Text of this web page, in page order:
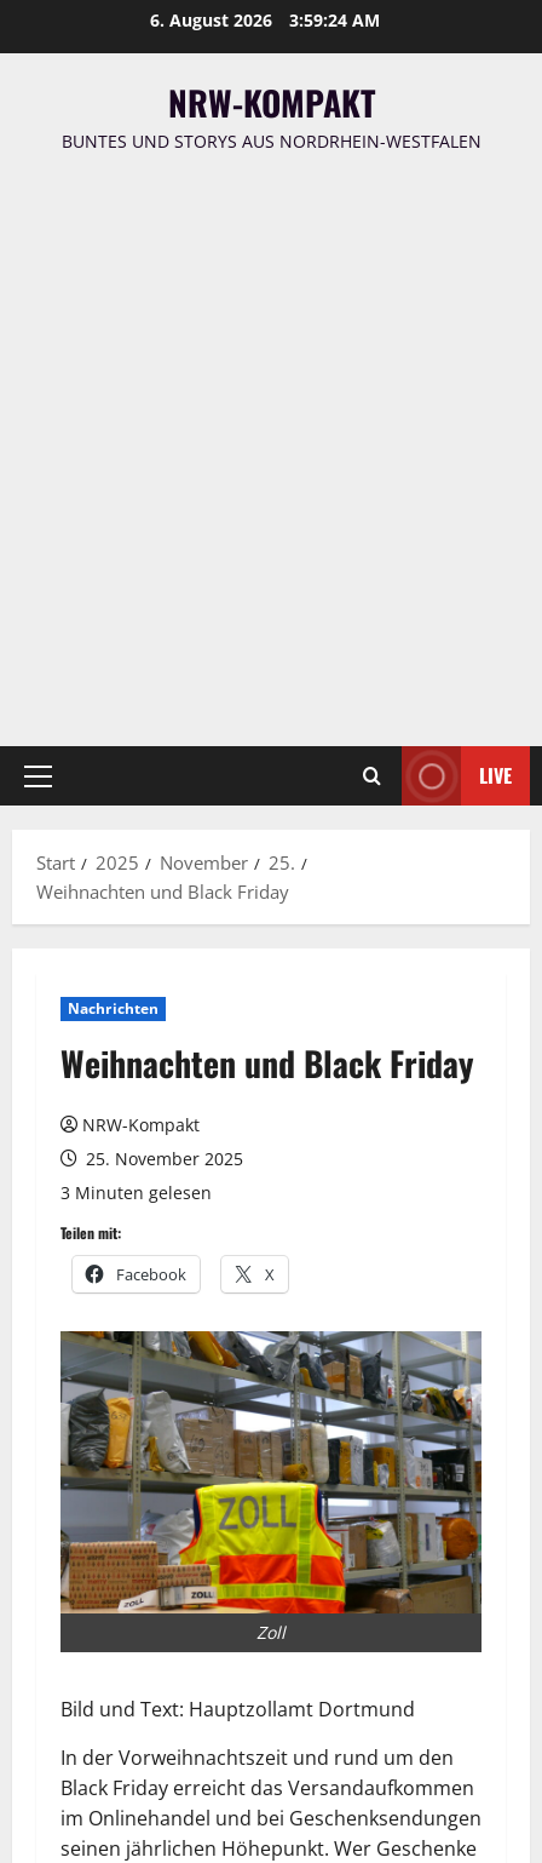
6. August 2026 3:59:25 AM
NRW-KOMPAKT
BUNTES UND STORYS AUS NORDRHEIN-WESTFALEN
Primäres
LIVE
Start 2025 November
25.
Weihnachten und Black Friday
Nachrichten
Weihnachten und Black Friday
NRW-Kompakt
25. November 2025
3 Minuten gelesen
Teilen mit:
Facebook X
Zoll
Bild und Text: Hauptzollamt Dortmund
In der Vorweihnachtszeit und rund um den
Black Friday erreicht das Versandaufkommen
im Onlinehandel und bei Geschenksendungen
seinen jährlichen Höhepunkt. Wer Geschenke